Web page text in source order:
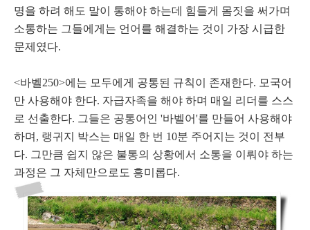
명을 하려 해도 말이 통해야 하는데 힘들게 몸짓을 써가며
소통하는 그들에게는 언어를 해결하는 것이 가장 시급한
문제였다.
<바벨250>에는 모두에게 공통된 규칙이 존재한다. 모국어
만 사용해야 한다. 자급자족을 해야 하며 매일 리더를 스스
로 선출한다. 그들은 공통어인 '바벨어'를 만들어 사용해야
하며, 랭귀지 박스는 매일 한 번 10분 주어지는 것이 전부
다. 그만큼 쉽지 않은 불통의 상황에서 소통을 이뤄야 하는
과정은 그 자체만으로도 흥미롭다.